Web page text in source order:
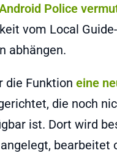
Police
vom Local
abhängen.
die Funktion eine
die noch
ist. Dort wird
bearbeitet